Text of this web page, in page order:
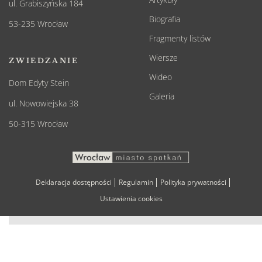
ul. Grabiszyńska 184
53-235 Wrocław
ZWIEDZANIE
Dom Edyty Stein
ul. Nowowiejska 38
50-315 Wrocław
Biografia
Fragmenty listów
Wiersze
Wideo
Galeria
Deklaracja dostępności Regulamin
Polityka prywatności
Ustawienia cookies